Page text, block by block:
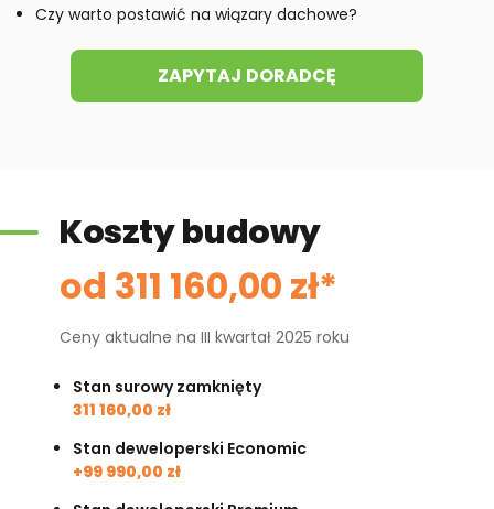
możliwości wprowadzania modyfikacji,
parametrach,
optymalizacja kosztów budowy domu według
Zadzwoń52 384 49 90lub NAPISZ
Czy warto postawić na wiązary dachowe?
ZAPYTAJ DORADCĘ
Koszty budowy
od 311 160,00 zł*
Ceny aktualne na III kwartał 2025 roku
Stan surowy zamknięty
311 160,00 zł
Stan deweloperski Economic
+99 990,00 zł